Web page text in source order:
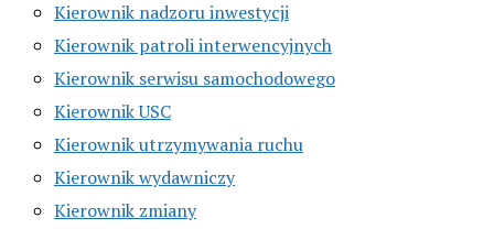
Kierownik nadzoru inwestycji
Kierownik patroli interwencyjnych
Kierownik serwisu samochodowego
Kierownik USC
Kierownik utrzymywania ruchu
Kierownik wydawniczy
Kierownik zmiany